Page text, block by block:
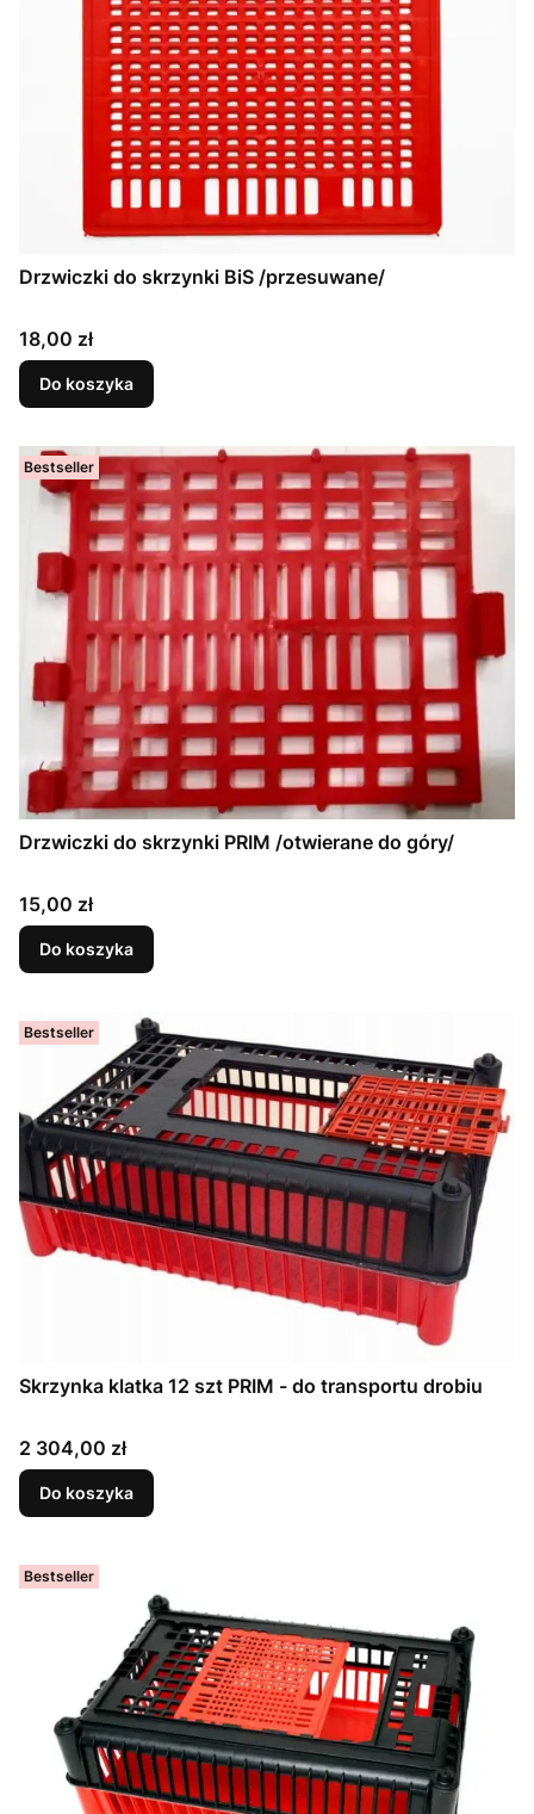
Drzwiczki do skrzynki BiS /przesuwane/
Cena
18,00 zł
Do koszyka
Bestseller
Drzwiczki do skrzynki PRIM /otwierane do góry/
Cena
15,00 zł
Do koszyka
Bestseller
Skrzynka klatka 12 szt PRIM - do transportu drobiu
Cena
2 304,00 zł
Do koszyka
Bestseller